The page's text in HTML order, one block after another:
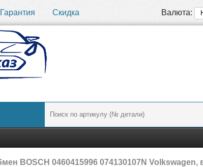
Гарантия Скидка Валюта:
BOSCH 0460415996 074130107N